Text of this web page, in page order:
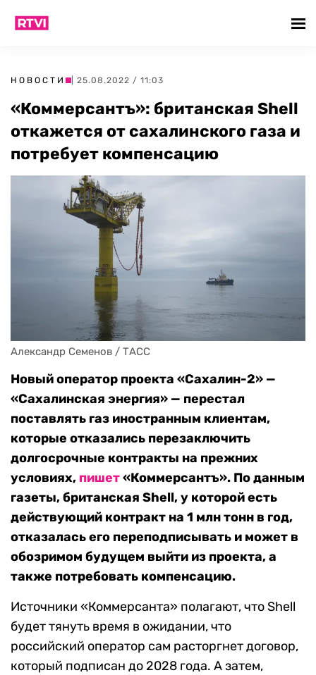
НОВОСТИ | 25.08.2022 / 11:03
«Коммерсантъ»: британская Shell
откажется от сахалинского газа и
потребует компенсацию
Александр Семенов / ТАСС
Новый оператор проекта «Сахалин-2» —
«Сахалинская энергия» — перестал
поставлять газ иностранным клиентам,
которые отказались перезаключить
долгосрочные контракты на прежних
условиях, пишет«Коммерсантъ». По данным
газеты, британская Shell, у которой есть
действующий контракт на 1 млн тонн в год,
отказалась его переподписывать и может в
обозримом будущем выйти из проекта, а
также потребовать компенсацию.
Источники «Коммерсанта» полагают, что Shell
будет тянуть время в ожидании, что
российский оператор сам расторгнет договор,
который подписан до 2028 года. А затем,